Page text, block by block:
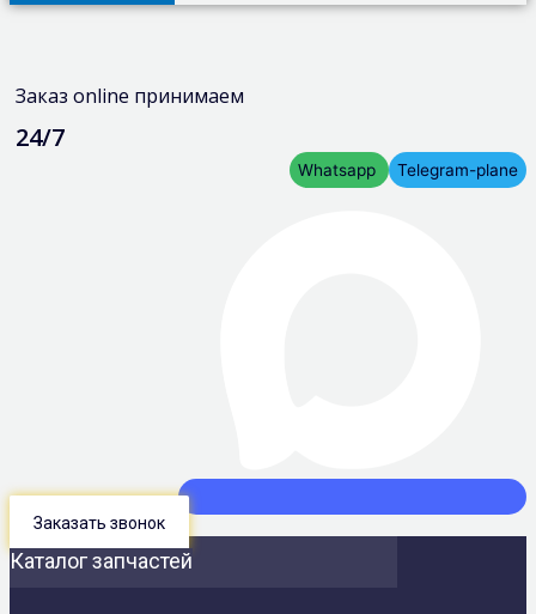
Заказ online принимаем
24/7
Whatsapp Telegram-plane
Заказать звонок
Каталог запчастей